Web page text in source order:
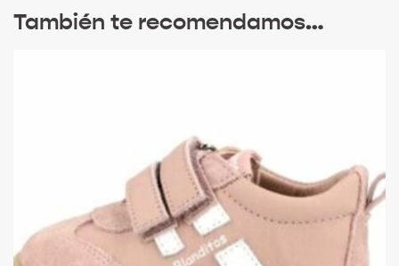
También te recomendamos…